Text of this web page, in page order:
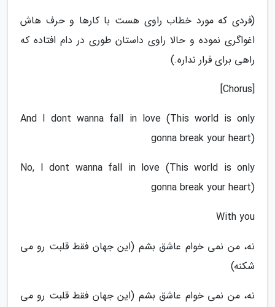
(فردی که مورد خطاب راوی هست با کارها و حرف هاش
اغواگری نموده و حالا راوی داستان طوری در دام افتاده که
راهی برای فرار نداره.)
[Chorus]
And I dont wanna fall in love (This world is only
gonna break your heart)
No, I dont wanna fall in love (This world is only
gonna break your heart)
With you
نه، من نمی خوام عاشق بشم (این جهان فقط قلبت رو می
شکنه)
نه، من نمی خوام عاشق بشم (این جهان فقط قلبت رو می